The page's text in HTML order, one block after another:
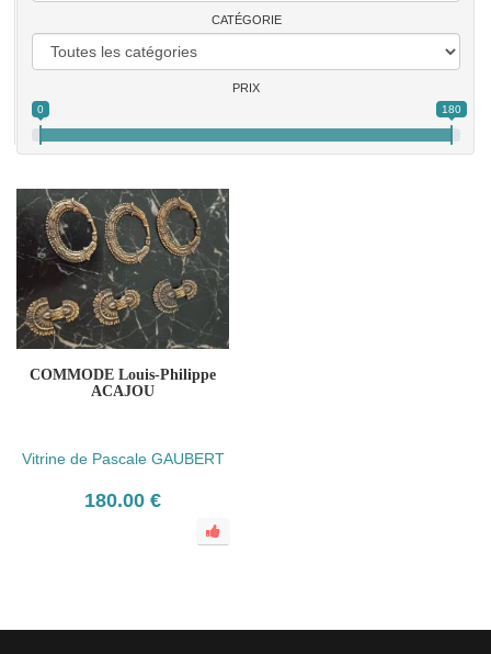
CATÉGORIE
PRIX
0 180
COMMODE Louis-Philippe
ACAJOU
Vitrine de Pascale GAUBERT
180.00 €